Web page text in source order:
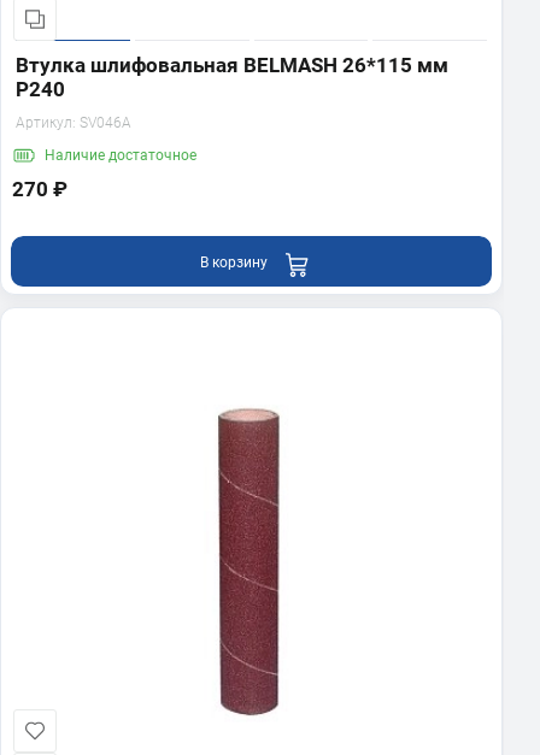
Втулка шлифовальная BELMASH 26*115 мм
P240
Артикул: SV046A
Наличие достаточное
270 ₽
В корзину